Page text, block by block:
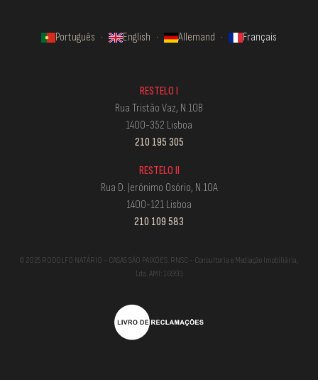
Português · English · Allemand · Français
RESTELO I
Rua Tristão Vaz, N.10B
1400-352 Lisboa
210 195 305
RESTELO II
Rua D. Jerónimo Osório, N.10A
1400-121 Lisboa
210 109 583
© 2025 RODOLFO NATÁRIO - CASAS SÃO PAIXÕES. RNSC - Consultoria e Mediação Imobiliária,
Lda. AMI: 16993